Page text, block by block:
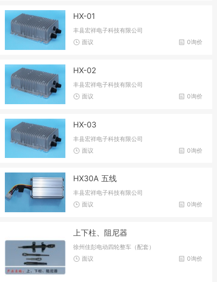
HX-01
丰县宏祥电子科技有限公司
0询价
面议
HX-02
丰县宏祥电子科技有限公司
0询价
面议
HX-03
丰县宏祥电子科技有限公司
0询价
面议
HX30A 五线
丰县宏祥电子科技有限公司
0询价
面议
上下柱、阻尼器
徐州佳彭电动四轮整车（配套）
0询价
面议